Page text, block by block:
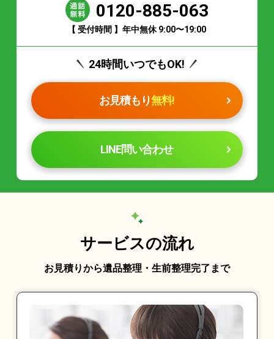
0120-885-063
【 受付時間 】年中無休 9:00〜19:00
24時間いつでもOK!
お見積もり無料!
LINE問い合わせ
サービスの流れ
お見積りから遺品整理・生前整理完了まで